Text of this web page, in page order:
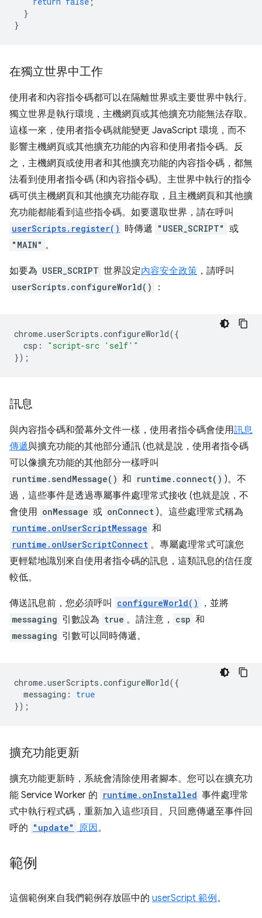
}
}
在獨立世界中工作
使用者和內容指令碼都可以在隔離世界或主要世界中執行。
獨立世界是執行環境，主機網頁或其他擴充功能無法存取。
這樣一來，使用者指令碼就能變更 JavaScript 環境，而不
影響主機網頁或其他擴充功能的內容和使用者指令碼。反
之，主機網頁或使用者和其他擴充功能的內容指令碼，都無
法看到使用者指令碼 (和內容指令碼)。主世界中執行的指令
碼可供主機網頁和其他擴充功能存取，且主機網頁和其他擴
充功能都能看到這些指令碼。如要選取世界，請在呼叫
userScripts.register() 時傳遞 "USER_SCRIPT" 或
"MAIN" 。
如要為 USER_SCRIPT 世界設定內容安全政策 ，請呼叫
userScripts.configureWorld() ：
chrome.userScripts .configureWorld({
csp :
"script-src 'self'"
});
訊息
與內容指令碼和螢幕外文件一樣，使用者指令碼會使用訊息
傳遞與擴充功能的其他部分通訊 (也就是說，使用者指令碼
可以像擴充功能的其他部分一樣呼叫
runtime.sendMessage() 和 runtime.connect() )。不
過，這些事件是透過專屬事件處理常式接收 (也就是說，不
會使用 onMessage 或 onConnect )。這些處理常式稱為
runtime.onUserScriptMessage 和
runtime.onUserScriptConnect 。專屬處理常式可讓您
更輕鬆地識別來自使用者指令碼的訊息，這類訊息的信任度
較低。
傳送訊息前，您必須呼叫 configureWorld() ，並將
messaging 引數設為 true 。請注意， csp 和
messaging 引數可以同時傳遞。
chrome.userScripts .configureWorld({
messaging :
true
});
擴充功能更新
擴充功能更新時，系統會清除使用者腳本。您可以在擴充功
能 Service Worker 的 runtime.onInstalled 事件處理常
式中執行程式碼，重新加入這些項目。只回應傳遞至事件回
呼的 "update" 原因 。
範例
這個範例來自我們範例存放區中的 userScript 範例。